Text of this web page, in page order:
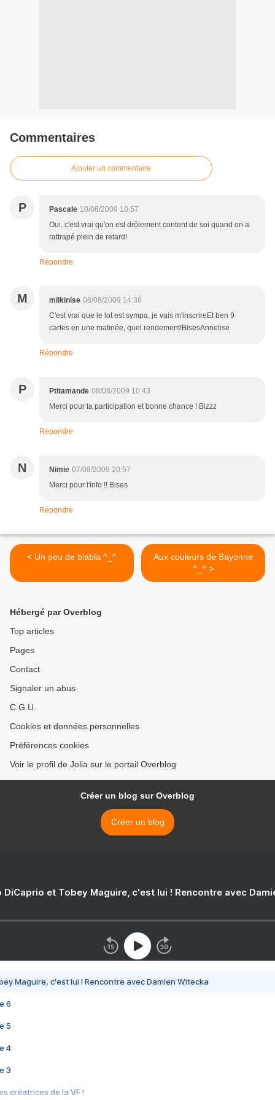
Commentaires
Ajouter un commentaire
P Pascale 10/08/2009 10:57
Oui, c'est vrai qu'on est drôlement content de soi quand on a
rattrapé plein de retard!
Répondre
M milkinise 08/08/2009 14:36
C'est vrai que le lot est sympa, je vais m'inscrireEt ben 9
cartes en une matinée, quel rendement!BisesAnnelise
Répondre
P Ptitamande 08/08/2009 10:43
Merci pour ta participation et bonne chance ! Bizzz
Répondre
N Nimie 07/08/2009 20:57
Merci pour l'info !! Bises
Répondre
< Un peu de blabla ^_^
Aux couleurs de Bayonne
^_^ >
Hébergé par Overblog
Top articles
Pages
Contact
Signaler un abus
C.G.U.
Cookies et données personnelles
Préférences cookies
Voir le profil de Jolia sur le portail Overblog
Créer un blog sur Overblog
Créer un blog
DiCaprio et Tobey Maguire, c'est lui ! Rencontre avec
Maguire, c'est lui ! Rencontre avec Damien Witecka
6
5
4
3
créatrices de la VF !